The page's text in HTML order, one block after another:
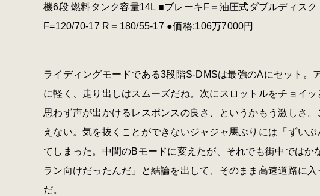
機6段 燃料タンク容量14L ■ブレーキF＝油圧式ダブルディス
F=120/70-17 R＝180/55-17 ●価格:106万7000円
ライディングモードである3段階S‐DMSは最強のAにセット。
に軽く、走り出しはスムーズだね。次にスロットルをチョイ
思わず声が出かけるレスポンスの良さ、というかもう激しさ
えない。気を抜くことができないジャジャ馬ぶりには「ずい
てしまった。中間のBモードに変えたが、それでも街中では
ラン向けだったんだ」と結論を出して、そのまま高速道路に
だ。